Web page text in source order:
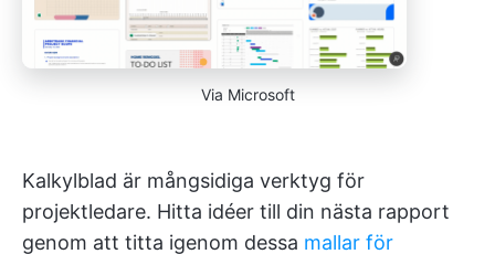
Via Microsoft
Kalkylblad är mångsidiga verktyg för
projektledare. Hitta idéer till din nästa rapport
genom att titta igenom dessa mallar för